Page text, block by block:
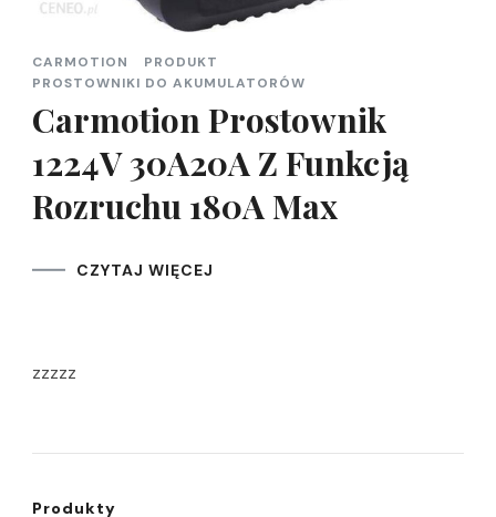
CARMOTION
PRODUKT
PROSTOWNIKI DO AKUMULATORÓW
Carmotion Prostownik
1224V 30A20A Z Funkcją
Rozruchu 180A Max
CZYTAJ WIĘCEJ
zzzzz
Produkty